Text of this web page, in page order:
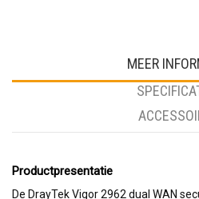
MEER
Productpresentatie
De DrayTek Vigor 2962 dual WAN